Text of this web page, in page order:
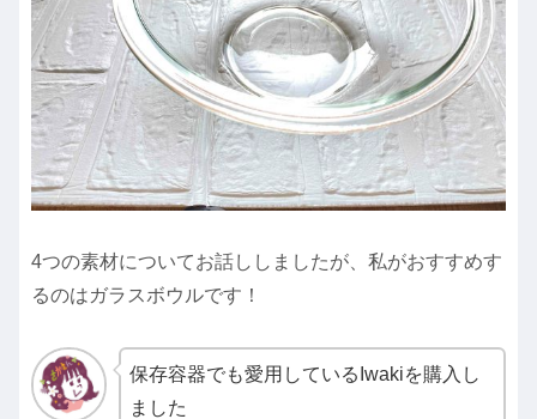
4つの素材についてお話ししましたが、私がおすすめす
るのはガラスボウルです！
保存容器でも愛用しているIwakiを購入し
ました